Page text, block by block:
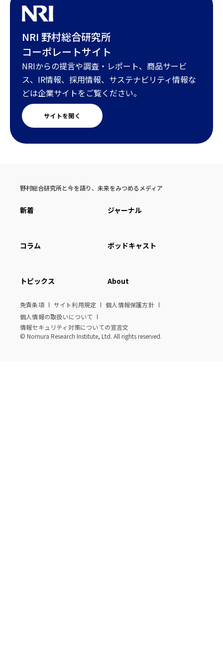
NRI 野村総合研究所
コーポレートサイト
NRIからの提言や調査・レポート、商品サービ
ス、IR情報、採用情報、サステナビリティ情報な
どは企業サイトをご覧ください。
サイトを開く
野村総合研究所と今を語り、未来をみつめるメディア
新着 ジャーナル
コラム ポッドキャスト
トピックス About
免責条項 サイト利用規定
個人情報保護方針
個人情報の取扱いについて
情報セキュリティ対策についての宣言文
© Nomura Research Institute, Ltd. All rights reserved.